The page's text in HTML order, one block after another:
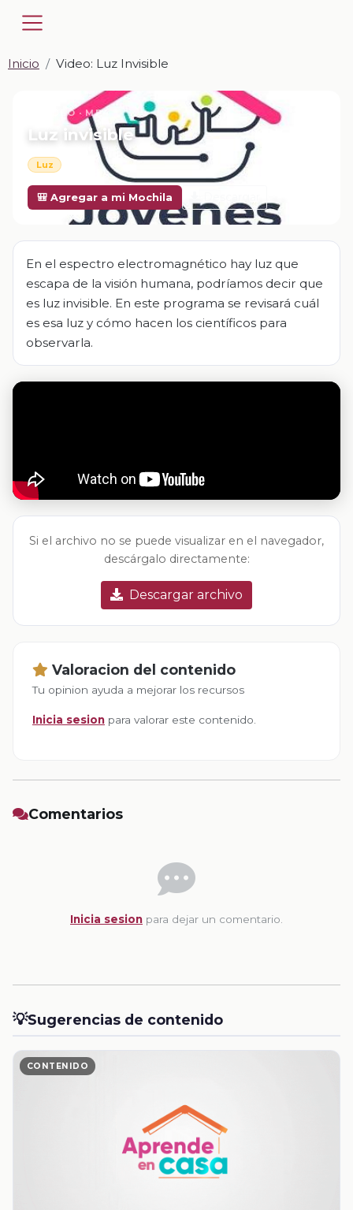
Inicio Video: Luz Invisible
📎 VIDEO · MP4
Luz invisible
Luz
🎒 Agregar a mi Mochila
En el espectro electromagnético hay luz que
escapa de la visión humana, podríamos decir que
es luz invisible. En este programa se revisará cuál
es esa luz y cómo hacen los científicos para
observarla.
Si el archivo no se puede visualizar en el navegador,
descárgalo directamente:
Descargar archivo
Valoracion del contenido
Tu opinion ayuda a mejorar los recursos
Inicia sesion para valorar este contenido.
Comentarios
Inicia sesion para dejar un comentario.
💡Sugerencias de contenido
CONTENIDO